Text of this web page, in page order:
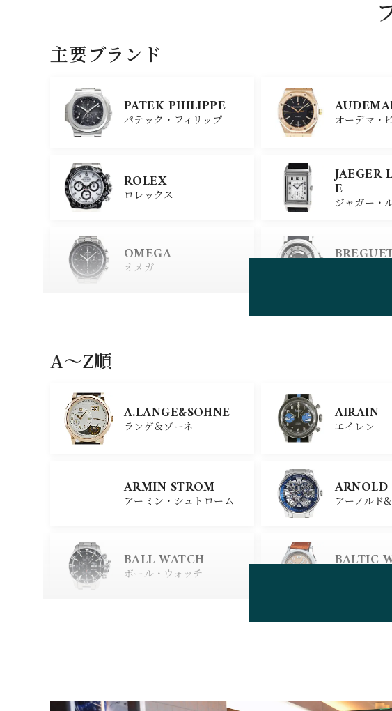
主要ブランド
PATEK PHILIPPE
パテック・フィリップ オーデマ・
ROLEX
ロレックス
JAEGER
E
ジャガー・
OMEGA
オメガ
X
ジラール・ペルゴ
ユリスナルダ
カルティエ シャネル
グラスヒュッテ・オリジナ
ル
クロノスイ
A〜Z順
A.LANGE&SOHNE
ランゲ＆ゾーネ
AIRAIN
エイレン
ARMIN STROM
アーミン・シュトローム
ARNOLD
アーノルド
BALL WATCH
ボール・ウォッチ
BALTIC